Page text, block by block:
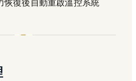
恢復後自動重啟溫控系統